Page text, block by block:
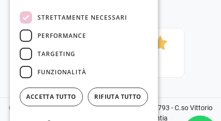
©2024 Copyright Grela Parfum - P.IVA 03136100793 - C.so Vittorio
Emanuele III, 14, 89900, Vibo Valentia
STRETTAMENTE NECESSARI
PERFORMANCE
TARGETING
FUNZIONALITÀ
ACCETTA TUTTO RIFIUTA TUTTO